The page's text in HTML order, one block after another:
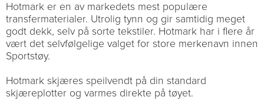
Hotmark er en av markedets mest populære
transfermaterialer. Utrolig tynn og gir samtidig meget
godt dekk, selv på sorte tekstiler. Hotmark har i flere år
vært det selvfølgelige valget for store merkenavn innen
Sportstøy.
Hotmark skjæres speilvendt på din standard
skjæreplotter og varmes direkte på tøyet.